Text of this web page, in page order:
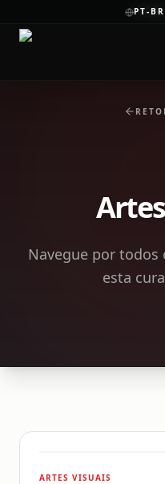
PT-BR
Navegue por todos
esta
ARTES VISUAIS